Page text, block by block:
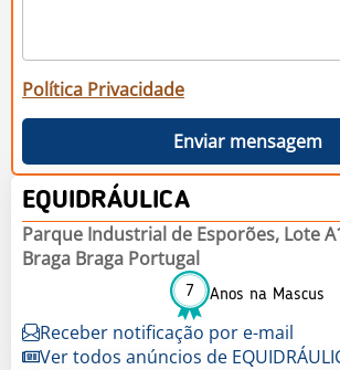
Política Privacidade
Enviar mensagem
EQUIDRÁULICA
Parque Industrial de Esporões, Lote
Braga Braga Portugal
7 Anos na Mascus
Receber notificação por e-mail
Ver todos anúncios de